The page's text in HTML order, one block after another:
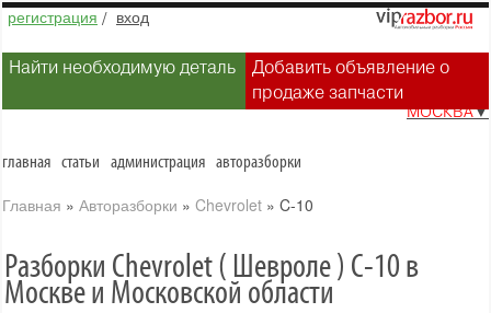
регистрация / вход
Найти необходимую деталь
Добавить объявление о
продаже запчасти
МОСКВА▼
главная статьи администрация авторазборки
Главная » Авторазборки » Chevrolet » C-10
Разборки Chevrolet ( Шевроле ) C-10 в
Москве и Московской области